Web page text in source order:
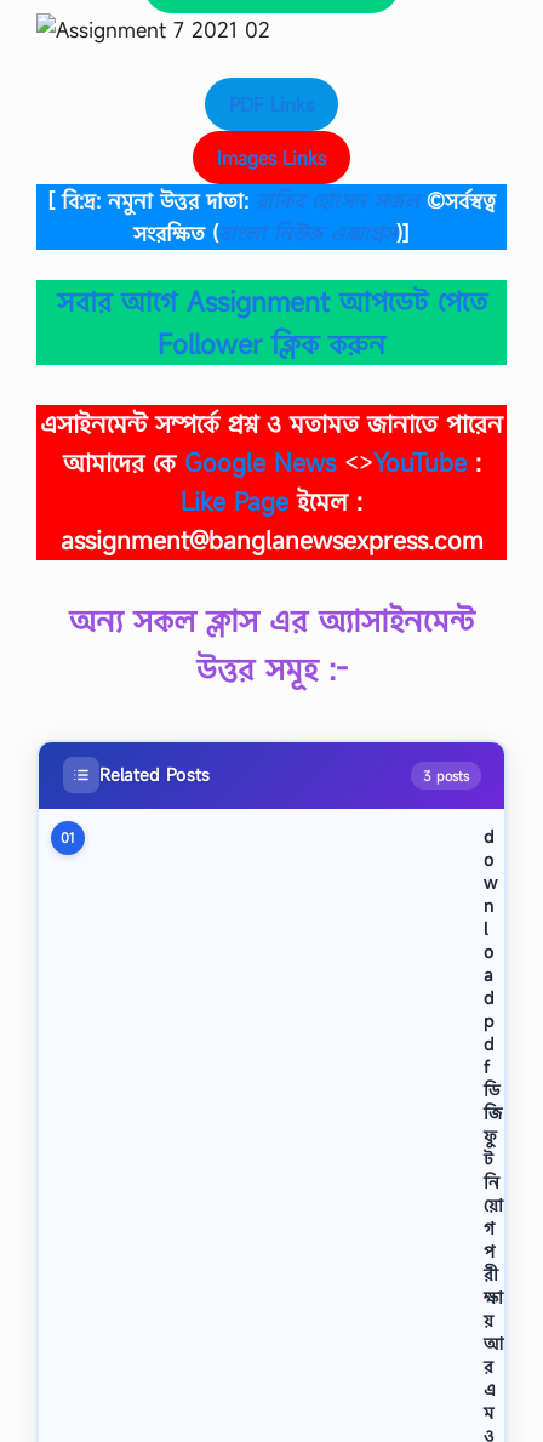
PDF Links
Images Links
[ বি:দ্র: নমুনা উত্তর দাতা: রাকিব হোসেন সজল©সর্বস্বত্ব
সংরক্ষিত (বাংলা নিউজ এক্সপ্রেস)]
সবার আগে Assignment আপডেট পেতে
Follower ক্লিক করুন
এসাইনমেন্ট সম্পর্কে প্রশ্ন ও মতামত জানাতে পারেন
আমাদের কে Google News<>YouTube :
Like Page ইমেল :
assignment@banglanewsexpress.com
অন্য সকল ক্লাস এর অ্যাসাইনমেন্ট
উত্তর সমূহ :-
Related Posts 3 posts
01
d
o
w
n
l
o
a
d
p
d
f
ডি
জি
ফু
ট
নি
য়ো
গ
প
রী
ক্ষা
য়
আ
র
এ
ম
ও